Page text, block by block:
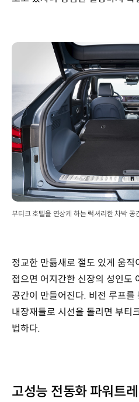
부티크 호텔을 연상케 하는 럭셔리한 차박 공
정교한 만듦새로 절도 있게 움
접으면 어지간한 신장의 성인도
공간이 만들어진다. 비전 루프
내장재들로 시선을 돌리면 부티
법하다.
고성능 전동화 파워트